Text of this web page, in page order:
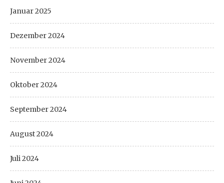
Januar 2025
Dezember 2024
November 2024
Oktober 2024
September 2024
August 2024
Juli 2024